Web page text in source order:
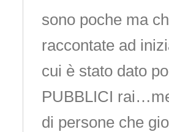
sono poche ma
raccontate ad
cui è stato dato
PUBBLICI
di persone che